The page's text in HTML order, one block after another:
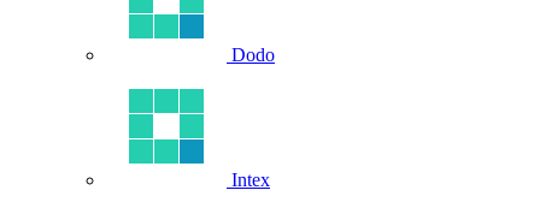
Dodo
Intex